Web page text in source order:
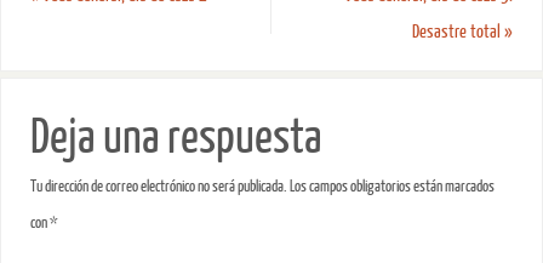
Desastre total »
Deja una respuesta
Tu dirección de correo electrónico no será publicada. Los campos obligatorios están marcados
con*